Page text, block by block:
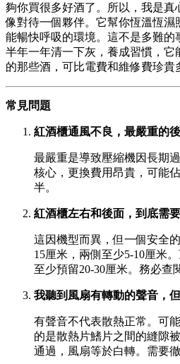
夠你買很多好酒了。所以，我是
像對待一個夥伴。它幫你恆溫恆濕
能暢快呼吸的環境。這不是多難
半年一年清一下灰，養成習慣，
的那些酒，可比電費和維修費珍貴
常見問題
紅酒櫃通風不良，最嚴重的
最嚴重是導致壓縮機因長期
核心，更換費用昂貴，可能
半。
紅酒櫃左右和後面，到底需
這因機型而異，但一個安全
15厘米，兩側至少5-10厘米
至少預留20-30厘米。務必查
我聽到風扇有轉動的聲音，
有聲音不代表散熱正常。可
的是散熱片鰭片之間的縫隙
通過，風扇等於白轉。需要